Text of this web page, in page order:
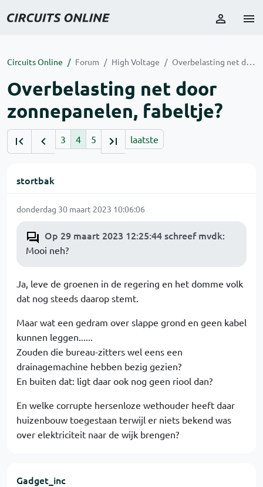
Circuits Online Forum High Voltage Overbelasting net door zonnepanelen, fabeltje?
Overbelasting net door
zonnepanelen, fabeltje?
3 4 5 laatste
stortbak
donderdag 30 maart 2023 10:06:06
Op 29 maart 2023 12:25:44 schreef mvdk:
Mooi neh?
Ja, leve de groenen in de regering en het domme volk
dat nog steeds daarop stemt.
Maar wat een gedram over slappe grond en geen kabel
kunnen leggen......
Zouden die bureau-zitters wel eens een
drainagemachine hebben bezig gezien?
En buiten dat: ligt daar ook nog geen riool dan?
En welke corrupte hersenloze wethouder heeft daar
huizenbouw toegestaan terwijl er niets bekend was
over elektriciteit naar de wijk brengen?
Gadget_inc